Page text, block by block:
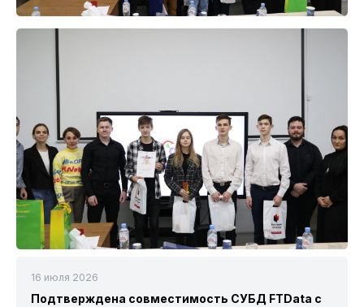
16 июля 2026
Подтверждена совместимость СУБД FTData с